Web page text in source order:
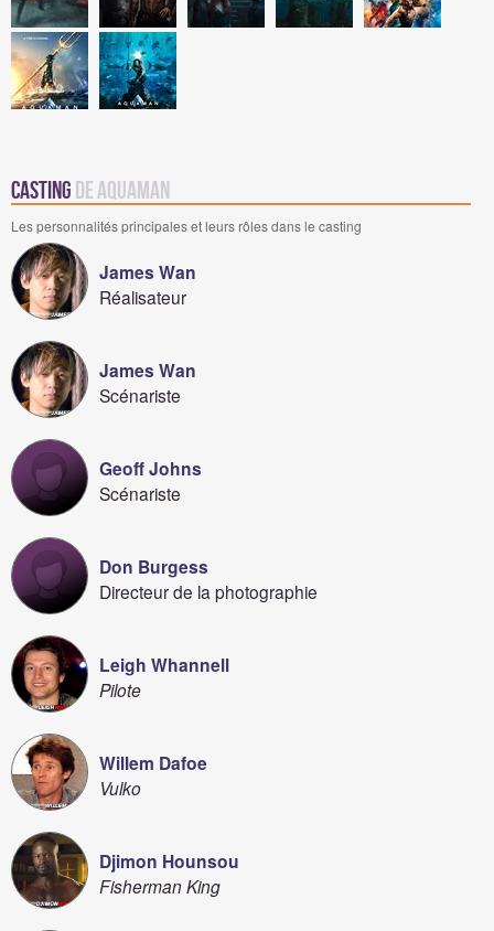
Casting de Aquaman
Les personnalités principales et leurs rôles dans le casting
James Wan
Réalisateur
James Wan
Scénariste
Geoff Johns
Scénariste
Don Burgess
Directeur de la photographie
Leigh Whannell
Pilote
Willem Dafoe
Vulko
Djimon Hounsou
Fisherman King